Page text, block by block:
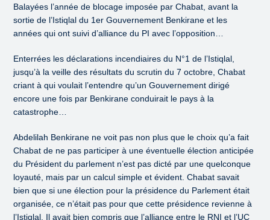
Balayées l’année de blocage imposée par Chabat, avant la
sortie de l’Istiqlal du 1er Gouvernement Benkirane et les
années qui ont suivi d’alliance du PI avec l’opposition…
Enterrées les déclarations incendiaires du N°1 de l’Istiqlal,
jusqu’à la veille des résultats du scrutin du 7 octobre, Chabat
criant à qui voulait l’entendre qu’un Gouvernement dirigé
encore une fois par Benkirane conduirait le pays à la
catastrophe…
Abdelilah Benkirane ne voit pas non plus que le choix qu’a fait
Chabat de ne pas participer à une éventuelle élection anticipée
du Président du parlement n’est pas dicté par une quelconque
loyauté, mais par un calcul simple et évident. Chabat savait
bien que si une élection pour la présidence du Parlement était
organisée, ce n’était pas pour que cette présidence revienne à
l’Istiqlal. Il avait bien compris que l’alliance entre le RNI et l’UC